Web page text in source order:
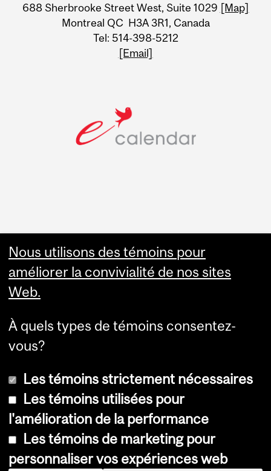
Information
688 Sherbrooke Street West, Suite 1029 [Map]
Montreal QC H3A 3R1, Canada
Tel: 514-398-5212
[Email]
Faculty Links
Contact
© Université McGill, 2026
Accessibilité
Nous utilisons des témoins pour
améliorer la convivialité de nos sites
Web.
À quels types de témoins consentez-
vous?
Les témoins strictement nécessaires
Les témoins utilisées pour
l'amélioration de la performance
Les témoins de marketing pour
personnaliser vos expériences web